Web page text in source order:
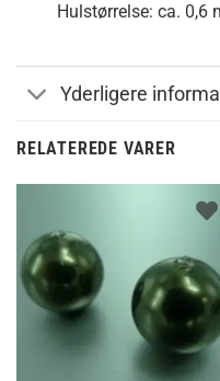
Hulstørrelse: ca. 0,6
Yderligere
RELATEREDE VARER